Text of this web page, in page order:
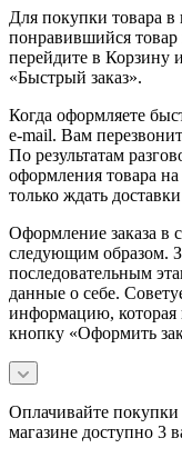
Для покупки товара
понравившийся товар
перейдите в Корзину
«Быстрый заказ».
Когда оформляете
e-mail. Вам
По результатам
оформления товара
только ждать
Оформление заказа в
следующим образом.
последовательным
данные о себе.
информацию, которая
кнопку «Оформить
Оплачивайте
магазине доступно 3